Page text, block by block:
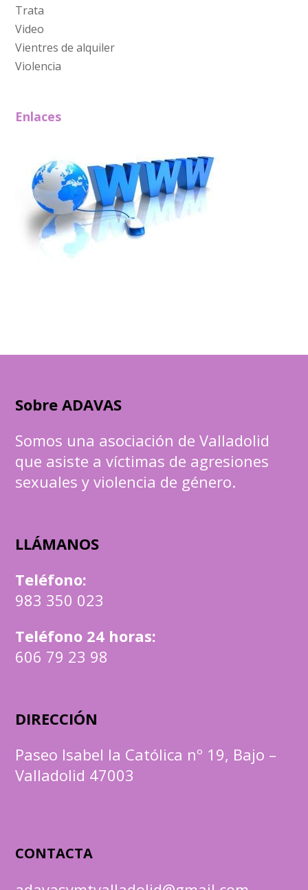
Trata
Video
Vientres de alquiler
Violencia
Enlaces
Sobre ADAVAS
Somos una asociación de Valladolid
que asiste a víctimas de agresiones
sexuales y violencia de género.
LLÁMANOS
Teléfono:
983 350 023
Teléfono 24 horas:
606 79 23 98
DIRECCIÓN
Paseo Isabel la Católica nº 19, Bajo –
Valladolid 47003
CONTACTA